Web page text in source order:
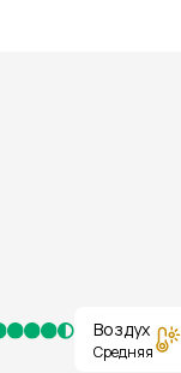
Воздух
Средняя